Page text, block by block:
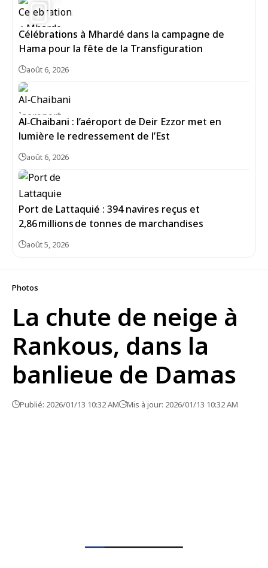
Célébrations à Mhardé dans la campagne de
Hama pour la fête de la Transfiguration
août 6, 2026
Al‑Chaibani : l’aéroport de Deir Ezzor met en
lumière le redressement de l’Est
août 6, 2026
Port de Lattaquié : 394 navires reçus et
2,86 millions de tonnes de marchandises
août 5, 2026
Photos
La chute de neige à
Rankous, dans la
banlieue de Damas
Publié: 2026/01/13 10:32 AM Mis à jour: 2026/01/13 10:32 AM